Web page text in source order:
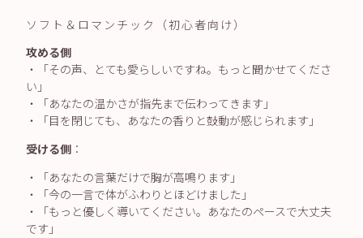
ソフト＆ロマンチック（初心者向け）
攻める側
・「その声、とても愛らしいですね。もっと聞かせてくださ
い」
・「あなたの温かさが指先まで伝わってきます」
・「目を閉じても、あなたの香りと鼓動が感じられます」
受ける側 ：
・「あなたの言葉だけで胸が高鳴ります」
・「今の一言で体がふわりとほどけました」
・「もっと優しく導いてください。あなたのペースで大丈夫
です」